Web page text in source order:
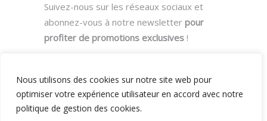
Nous utilisons des cookies sur notre site web pour
optimiser votre expérience utilisateur en accord avec notre
politique de gestion des cookies.
Suivez-nous sur les réseaux sociaux et
abonnez-vous à notre newsletter pour
profiter de promotions exclusives !